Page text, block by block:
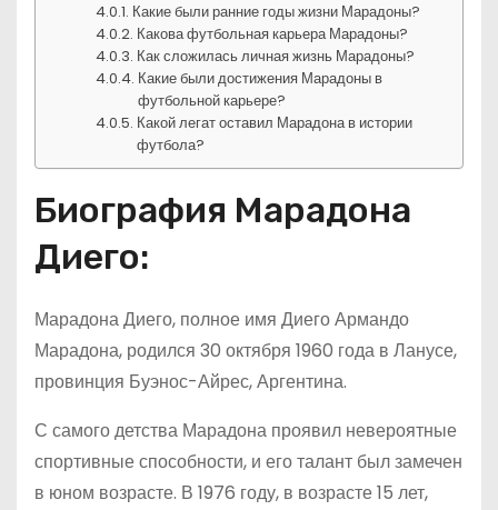
Какие были ранние годы жизни Марадоны?
Какова футбольная карьера Марадоны?
Как сложилась личная жизнь Марадоны?
Какие были достижения Марадоны в
футбольной карьере?
Какой легат оставил Марадона в истории
футбола?
Биография Марадона
Диего:
Марадона Диего, полное имя Диего Армандо
Марадона, родился 30 октября 1960 года в Ланусе,
провинция Буэнос-Айрес, Аргентина.
С самого детства Марадона проявил невероятные
спортивные способности, и его талант был замечен
в юном возрасте. В 1976 году, в возрасте 15 лет,